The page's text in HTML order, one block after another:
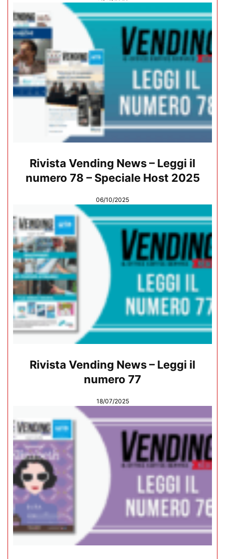
Rivista Vending News – Leggi il
numero 78 – Speciale Host 2025
06/10/2025
Rivista Vending News – Leggi il
numero 77
18/07/2025